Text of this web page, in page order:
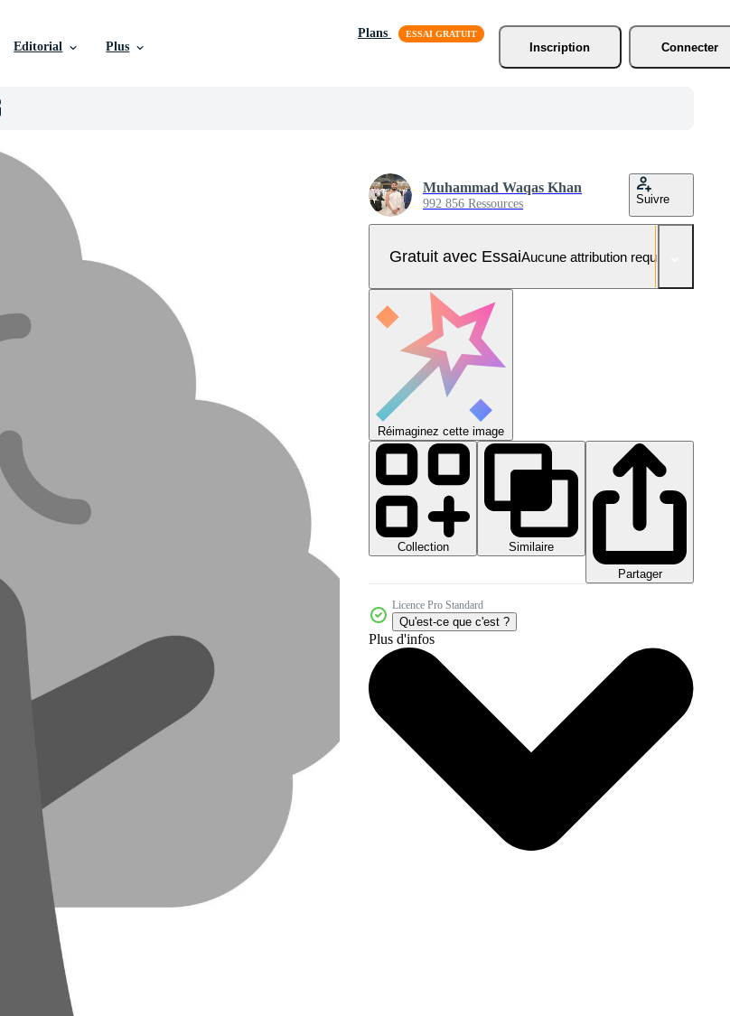
Editorial Plus
Plans
Inscription
Connecter
Muhammad Waqas Khan
992 856 Ressources Suivre
Gratuit avec EssaiAucune attribution requise
Réimaginez cette image
Collection
Similaire
Partager
Licence Pro Standard
Qu'est-ce que c'est ?
Plus d'infos